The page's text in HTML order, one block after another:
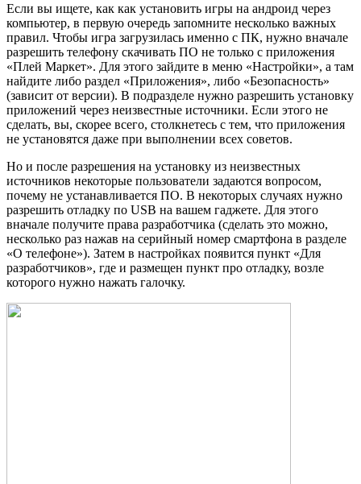
Если вы ищете, как как установить игры на андроид через
компьютер, в первую очередь запомните несколько важных
правил. Чтобы игра загрузилась именно с ПК, нужно вначале
разрешить телефону скачивать ПО не только с приложения
«Плей Маркет». Для этого зайдите в меню «Настройки», а там
найдите либо раздел «Приложения», либо «Безопасность»
(зависит от версии). В подразделе нужно разрешить установку
приложений через неизвестные источники. Если этого не
сделать, вы, скорее всего, столкнетесь с тем, что приложения
не установятся даже при выполнении всех советов.
Но и после разрешения на установку из неизвестных
источников некоторые пользователи задаются вопросом,
почему не устанавливается ПО. В некоторых случаях нужно
разрешить отладку по USB на вашем гаджете. Для этого
вначале получите права разработчика (сделать это можно,
несколько раз нажав на серийный номер смартфона в разделе
«О телефоне»). Затем в настройках появится пункт «Для
разработчиков», где и размещен пункт про отладку, возле
которого нужно нажать галочку.